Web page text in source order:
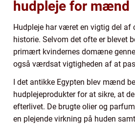
hudpleje for mænd
Hudpleje har været en vigtig del af
historie. Selvom det ofte er blevet
primært kvindernes domæne
også værdsat vigtigheden af at
I det antikke Egypten blev mænd
hudplejeprodukter for at sikre, at
efterlivet. De brugte olier og
en plejende virkning på huden